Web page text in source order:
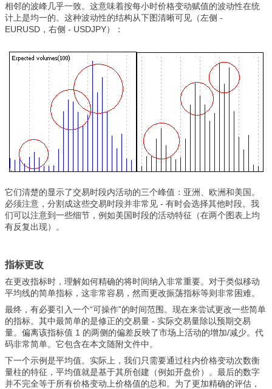
相邻的波峰几乎一致。这意味着按每小时价格变动赋值的波动性在统
计上是均一的。这种波动性的结构从下图清晰可见（左侧 -
EURUSD，右侧 - USDJPY）：
它们清楚的显示了交易时段内活动的三个峰值：亚洲、欧洲和美国。
必须注意，分割成这些交易时段并非常见 - 有时会选择其他时段。我
们可以注意到一些细节，例如美国时段的活动特征（在两个图表上均
有反复出现）。
指标更改
在更改指标时，理解如何精确的将时间纳入非常重要。对于类似移动
平均线的简单指标，这非常容易，然而更改振荡指标等则非常困难。
最终，有必要引入一个“可操作”的时间范围。现在来尝试更改一些简单
的指标。其中最简单的是修正的交易量 - 实际交易量除以预期交易
量。偏离该指标值 1 的两侧的偏差反映了市场上活动的增加/减少。代
码非常简单。它包含在本文随附文件中。
下一个示例是平均值。实际上，我们只需要通过柱内价格变动次数衡
量柱的特征，平均值就是基于其所创建（例如开盘价）。最后的数字
并不完全等于所有价格变动上价格值的总和。为了更加精确的评估，